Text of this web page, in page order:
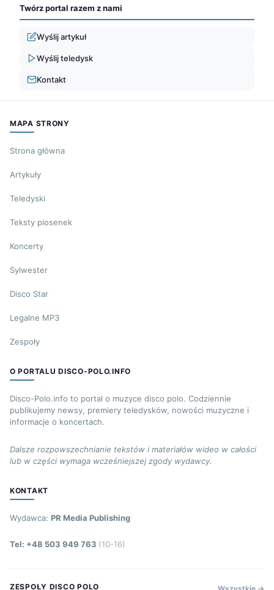
Twórz portal razem z nami
Wyślij artykuł
Wyślij teledysk
Kontakt
MAPA STRONY
Strona główna
Artykuły
Teledyski
Teksty piosenek
Koncerty
Sylwester
Disco Star
Legalne MP3
Zespoły
O PORTALU DISCO-POLO.INFO
Disco-Polo.info to portal o muzyce disco polo. Codziennie
publikujemy newsy, premiery teledysków, nowości muzyczne i
informacje o koncertach.
Dalsze rozpowszechnianie tekstów i materiałów wideo w całości
lub w części wymaga wcześniejszej zgody wydawcy.
KONTAKT
Wydawca: PR Media Publishing
Tel: +48 503 949 763 (10-16)
ZESPOŁY DISCO POLO